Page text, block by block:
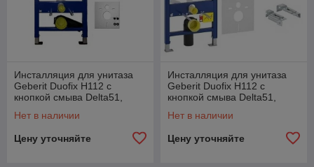
Инсталляция для унитаза
Geberit Duofix H112 с
кнопкой смыва Delta51,
Нет в наличии
Цену уточняйте
Инсталляция для унитаза
Geberit Duofix H112 с
кнопкой смыва Delta51,
Нет в наличии
Цену уточняйте